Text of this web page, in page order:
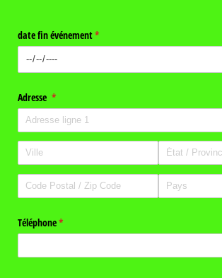
date fin événement*
(requis)
Adresse *
(requis)
Téléphone*
(requis)